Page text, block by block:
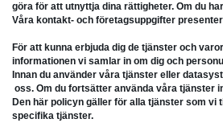
göra för att utnyttja dina rättigheter. Om du
Våra kontakt- och företagsuppgifter
För att kunna erbjuda dig de tjänster och
informationen vi samlar in om dig och
Innan du använder våra tjänster eller
oss. Om du fortsätter använda våra tjänster
Den här policyn gäller för alla tjänster som
specifika tjänster.